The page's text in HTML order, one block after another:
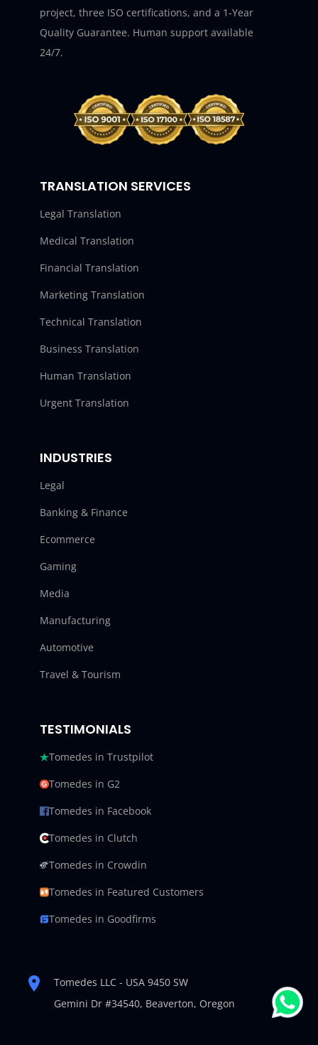
project, three ISO certifications, and a 1-Year
Quality Guarantee. Human support available
24/7.
TRANSLATION SERVICES
Legal Translation
Medical Translation
Financial Translation
Marketing Translation
Technical Translation
Business Translation
Human Translation
Urgent Translation
INDUSTRIES
Legal
Banking & Finance
Ecommerce
Gaming
Media
Manufacturing
Automotive
Travel & Tourism
TESTIMONIALS
Tomedes in Trustpilot
Tomedes in G2
Tomedes in Facebook
Tomedes in Clutch
Tomedes in Crowdin
Tomedes in Featured Customers
Tomedes in Goodfirms
Tomedes LLC - USA 9450 SW
Gemini Dr #34540, Beaverton, Oregon